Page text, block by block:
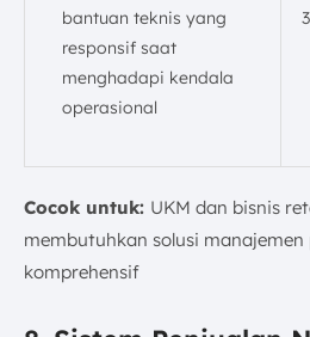
bantuan teknis yang
responsif saat
menghadapi kendala
operasional
Cocok untuk: UKM dan bisnis
membutuhkan solusi
komprehensif